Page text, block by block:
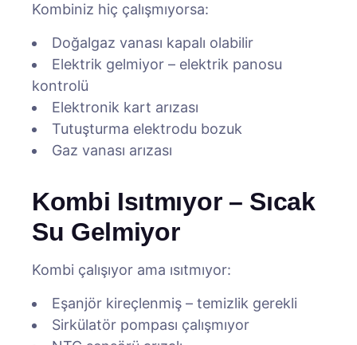
Kombiniz hiç çalışmıyorsa:
Doğalgaz vanası kapalı olabilir
Elektrik gelmiyor – elektrik panosu
kontrolü
Elektronik kart arızası
Tutuşturma elektrodu bozuk
Gaz vanası arızası
Kombi Isıtmıyor – Sıcak
Su Gelmiyor
Kombi çalışıyor ama ısıtmıyor:
Eşanjör kireçlenmiş – temizlik gerekli
Sirkülatör pompası çalışmıyor